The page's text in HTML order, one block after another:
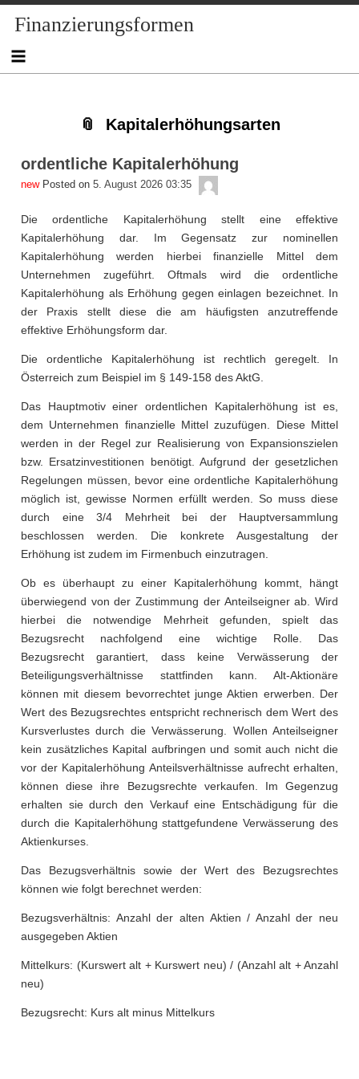
to
to
to
to
to
to
to
to
Finanzierungsformen
Kapitalerhöhungsarten
ordentliche Kapitalerhöhung
Posted on 5. August 2026 03:35
Die ordentliche Kapitalerhöhung stellt eine effektive
Kapitalerhöhung dar. Im Gegensatz zur nominellen
Kapitalerhöhung werden hierbei finanzielle Mittel dem
Unternehmen zugeführt. Oftmals wird die ordentliche
Kapitalerhöhung als Erhöhung gegen einlagen bezeichnet. In
der Praxis stellt diese die am häufigsten anzutreffende
effektive Erhöhungsform dar.
Die ordentliche Kapitalerhöhung ist rechtlich geregelt. In
Österreich zum Beispiel im § 149-158 des AktG.
Das Hauptmotiv einer ordentlichen Kapitalerhöhung ist es,
dem Unternehmen finanzielle Mittel zuzufügen. Diese Mittel
werden in der Regel zur Realisierung von Expansionszielen
bzw. Ersatzinvestitionen benötigt. Aufgrund der gesetzlichen
Regelungen müssen, bevor eine ordentliche Kapitalerhöhung
möglich ist, gewisse Normen erfüllt werden. So muss diese
durch eine 3/4 Mehrheit bei der Hauptversammlung
beschlossen werden. Die konkrete Ausgestaltung der
Erhöhung ist zudem im Firmenbuch einzutragen.
Ob es überhaupt zu einer Kapitalerhöhung kommt, hängt
überwiegend von der Zustimmung der Anteilseigner ab. Wird
hierbei die notwendige Mehrheit gefunden, spielt das
Bezugsrecht nachfolgend eine wichtige Rolle. Das
Bezugsrecht garantiert, dass keine Verwässerung der
Beteiligungsverhältnisse stattfinden kann. Alt-Aktionäre
können mit diesem bevorrechtet junge Aktien erwerben. Der
Wert des Bezugsrechtes entspricht rechnerisch dem Wert des
Kursverlustes durch die Verwässerung. Wollen Anteilseigner
kein zusätzliches Kapital aufbringen und somit auch nicht die
vor der Kapitalerhöhung Anteilsverhältnisse aufrecht erhalten,
können diese ihre Bezugsrechte verkaufen. Im Gegenzug
erhalten sie durch den Verkauf eine Entschädigung für die
durch die Kapitalerhöhung stattgefundene Verwässerung des
Aktienkurses.
Das Bezugsverhältnis sowie der Wert des Bezugsrechtes
können wie folgt berechnet werden:
Bezugsverhältnis: Anzahl der alten Aktien / Anzahl der neu
ausgegeben Aktien
Mittelkurs: (Kurswert alt + Kurswert neu) / (Anzahl alt + Anzahl
neu)
Bezugsrecht: Kurs alt minus Mittelkurs